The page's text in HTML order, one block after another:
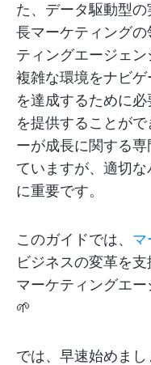
た、データ駆動型
長マーケティング
ティングエージェ
複雑な環境をナビ
を達成するために
を提供することが
ーが成長に関する
ていますが、適切
に重要です。
このガイドでは、 マ
ビジネスの変革を
マーケティングエー
🌱
では、早速始めまし